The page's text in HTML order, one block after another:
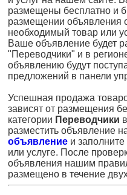
размещены бесплатно и
размещении объявления
необходимый товар или
Ваше объявление будет
"Переводчики" и в
объявлению будут
предложений в панели
Успешная продажа
зависят от размещения
категории Переводчики
разместить объявление
объявление и
или услуге. После
объявления нашим
размещено в течение